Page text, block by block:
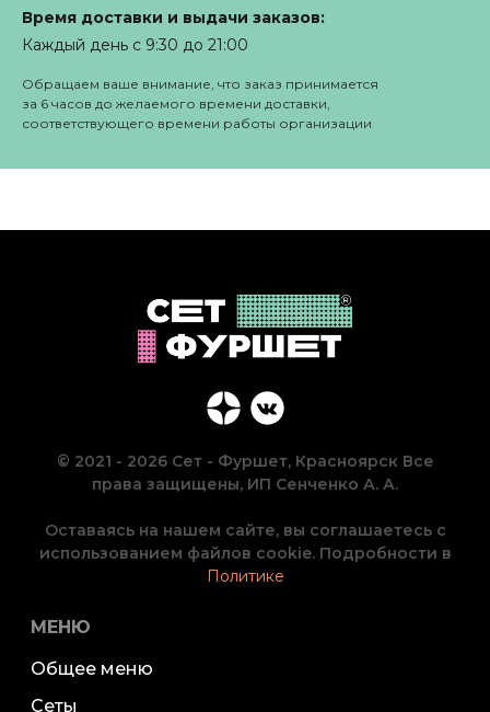
Время доставки и выдачи заказов:
Каждый день с 9:30 до 21:00
Обращаем ваше внимание, что заказ принимается
за 6 часов до желаемого времени доставки,
соответствующего времени работы организации
© 2021 - 2026 Сет - Фуршет, Красноярск Все
права защищены, ИП Сенченко А. А.
Оставаясь на нашем сайте, вы соглашаетесь с
использованием файлов cookie. Подробности в
Политике
МЕНЮ
Общее меню
Сеты